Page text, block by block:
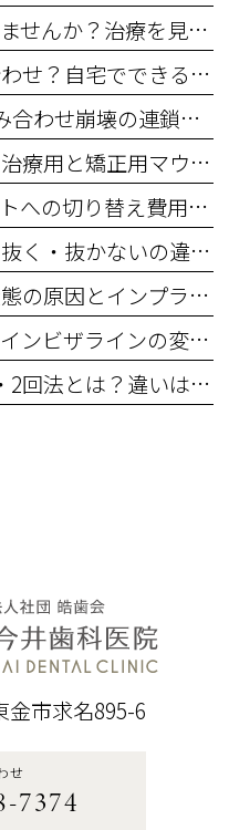
入れ歯の痛みを我慢していませんか？治療を見直すサインと費用の目安
その肩こり・頭痛は噛み合わせ？自宅でできる簡単セルフチェック
奥歯1本の放置は危険？噛み合わせ崩壊の連鎖と治療費増大リスク
顎関節症でも矯正できる？治療用と矯正用マウスピースの違いと5つの注意点
入れ歯が痛い…インプラントへの切り替え費用・期間・年齢の不安を解消
歯列矯正は抜歯が必要？ 抜く・抜かないの違いとメリットデメリット
無歯顎とは？ 歯がない状態の原因とインプラントなどの治療法
マウスピースが割れた？ インビザラインの変形・ひび割れなどのトラブル対処法
インプラント手術の1回法・2回法とは？違いは何？ それぞれのメリット・デメリット
金市求名895-6
せ
7374